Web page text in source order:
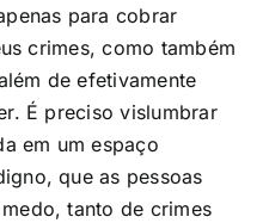
para cobrar
crimes, como também
de efetivamente
É preciso vislumbrar
em um espaço
que as pessoas
tanto de crimes